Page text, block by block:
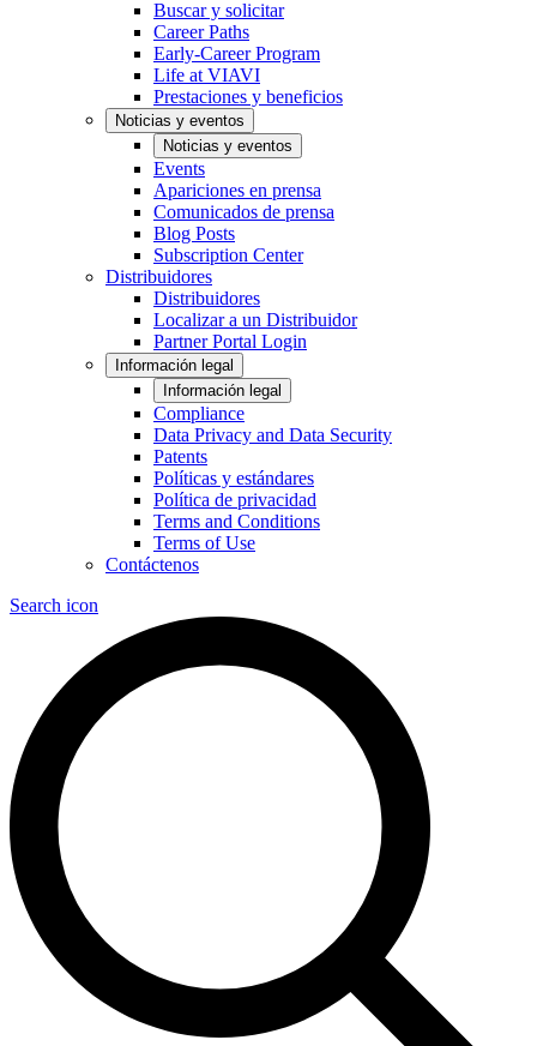
Buscar y solicitar
Career Paths
Early-Career Program
Life at VIAVI
Prestaciones y beneficios
Noticias y eventos
Noticias y eventos
Events
Apariciones en prensa
Comunicados de prensa
Blog Posts
Subscription Center
Distribuidores
Distribuidores
Localizar a un Distribuidor
Partner Portal Login
Información legal
Información legal
Compliance
Data Privacy and Data Security
Patents
Políticas y estándares
Política de privacidad
Terms and Conditions
Terms of Use
Contáctenos
Search icon